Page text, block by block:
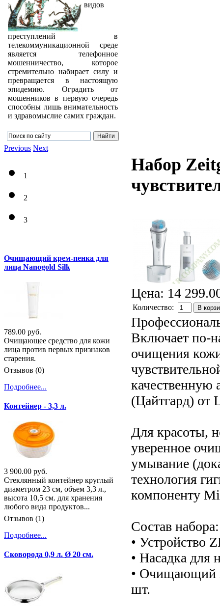
видов
преступлений в
телекоммуникационной среде
является телефонное
мошенничество, которое
стремительно набирает силу и
превращается в настоящую
эпидемию. Оградить от
мошенников в первую очередь
способны лишь внимательность
и здравомыслие самих граждан.
Набор
Цена: 14
Количество: В
Включает по-
очищения
качественную
(Цайтгард) от
Для красоты,
уверенное
умывание
технология
компоненту
Состав набора:
• Устройство
• Насадка для
• Очищающий
шт.
Previous Next
1
2
3
Очищающий крем-пенка для
лица Nanogold Silk
789.00 руб.
Очищающее средство для кожи
лица против первых признаков
старения.
Отзывов (0)
Подробнее...
Контейнер - 3,3 л.
3 900.00 руб.
Стеклянный контейнер круглый
диаметром 23 см, объем 3,3 л.,
высота 10,5 см. для хранения
любого вида продуктов...
Отзывов (1)
Подробнее...
Сковорода 0,9 л. Ø 20 см.